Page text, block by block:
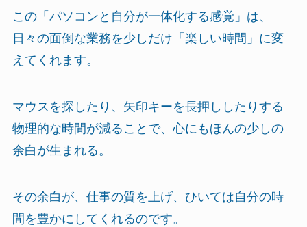
この「パソコンと自分が一体化する感覚」は、
日々の面倒な業務を少しだけ「楽しい時間」に変
えてくれます。
マウスを探したり、矢印キーを長押ししたりする
物理的な時間が減ることで、心にもほんの少しの
余白が生まれる。
その余白が、仕事の質を上げ、ひいては自分の時
間を豊かにしてくれるのです。